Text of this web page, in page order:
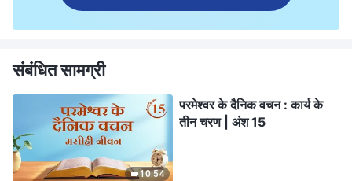
संबंधित सामग्री
10:54
परमेश्वर के दैनिक वचन : कार्य के
तीन चरण | अंश 15